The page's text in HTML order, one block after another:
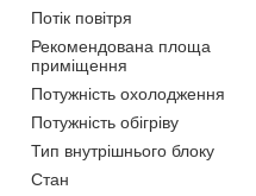
Потік повітря
Рекомендована площа
приміщення
Потужність охолодження
Потужність обігріву
Тип внутрішнього блоку
Стан